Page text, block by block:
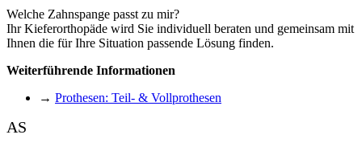
Welche Zahnspange passt zu mir?
Ihr Kieferorthopäde wird Sie individuell beraten und gemeinsam mit
Ihnen die für Ihre Situation passende Lösung finden.
Weiterführende Informationen
→ Prothesen: Teil- & Vollprothesen
AS